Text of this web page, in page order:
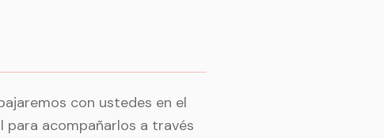
con ustedes en el
para acompañarlos a través